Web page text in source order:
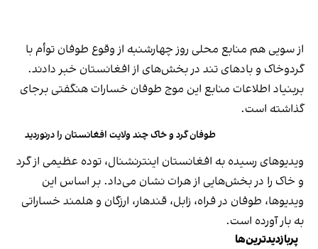
از سویی هم منابع محلی روز چهارشنبه از وقوع طوفان توأم با
گردوخاک و بادهای تند در بخش‌های از افغانستان خبر دادند.
بربنیاد اطلاعات منابع این موج طوفان خسارات هنگفتی برجای
گذاشته است.
طوفان گرد و خاک چند ولایت افغانستان را درنوردید
ویدیوهای رسیده به افغانستان اینترنشنال، توده عظیمی از گرد
و خاک را در بخش‌هایی از هرات نشان می‌داد. بر اساس این
ویدیوها، طوفان در فراه، زابل، قندهار، ارزگان و هلمند خساراتی
به بار آورده است.
پربازدیدترین‌ها